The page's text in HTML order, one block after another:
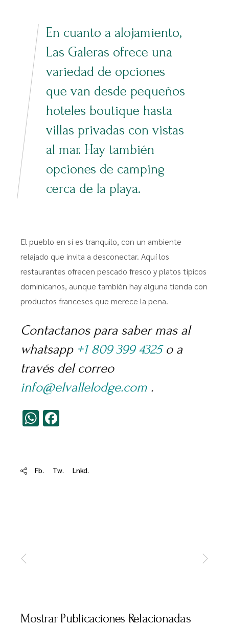
En cuanto a alojamiento,
Las Galeras ofrece una
variedad de opciones
que van desde pequeños
hoteles boutique hasta
villas privadas con vistas
al mar. Hay también
opciones de camping
cerca de la playa.
El pueblo en sí es tranquilo, con un ambiente
relajado que invita a desconectar. Aquí los
restaurantes ofrecen pescado fresco y platos típicos
dominicanos, aunque también hay alguna tienda con
productos franceses que merece la pena.
Contactanos para saber mas al
whatsapp +1 809 399 4325 o a
través del correo
info@elvallelodge.com .
WhatsApp
Fb. Tw. Lnkd.
Mostrar Publicaciones Relacionadas